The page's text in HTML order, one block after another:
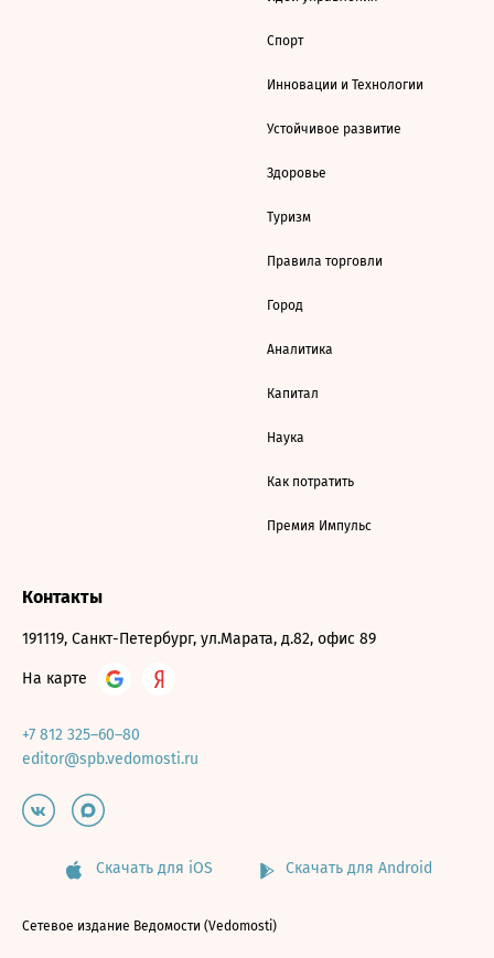
Спорт
Инновации и Технологии
Устойчивое развитие
Здоровье
Туризм
Правила торговли
Город
Аналитика
Капитал
Наука
Как потратить
Премия Импульс
Контакты
191119, Санкт-Петербург, ул.Марата, д.82, офис 89
На карте
+7 812 325–60–80
editor@spb.vedomosti.ru
Скачать для iOS Скачать для Android
Сетевое издание Ведомости (Vedomosti)